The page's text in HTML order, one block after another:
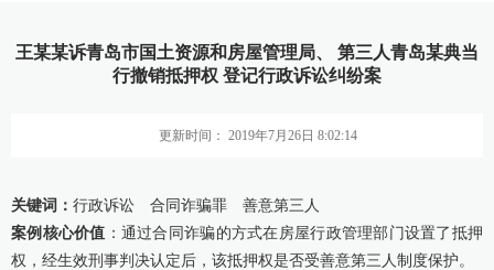
康桥党建
康桥法治研究院
王某某诉青岛市国土资源和房屋管理局、 第三人青岛某典当
行撤销抵押权 登记行政诉讼纠纷案
更新时间： 2019年7月26日 8:02:14
关键词： 行政诉讼 合同诈骗罪 善意第三人
案例核心价值 ：通过合同诈骗的方式在房屋行政管理部门设置了抵押
权，经生效刑事判决认定后，该抵押权是否受善意第三人制度保护。